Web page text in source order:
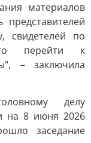
материалов
свидетелей по
перейти к
– заключила
делу
на 8 июня 2026
заседание